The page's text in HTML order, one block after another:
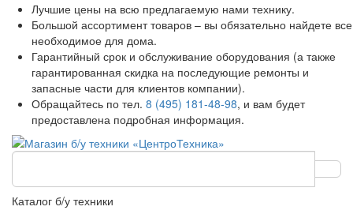
Лучшие цены на всю предлагаемую нами технику.
Большой ассортимент товаров – вы обязательно найдете все
необходимое для дома.
Гарантийный срок и обслуживание оборудования (а также
гарантированная скидка на последующие ремонты и
запасные части для клиентов компании).
Обращайтесь по тел. 8 (495) 181-48-98, и вам будет
предоставлена подробная информация.
Каталог б/у техники